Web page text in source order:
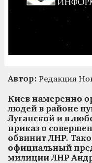
Автор: Редакция
Киев намеренно
людей в районе
Луганской и в
приказ о
обвинит ЛНР.
официальный
милиции ЛНР